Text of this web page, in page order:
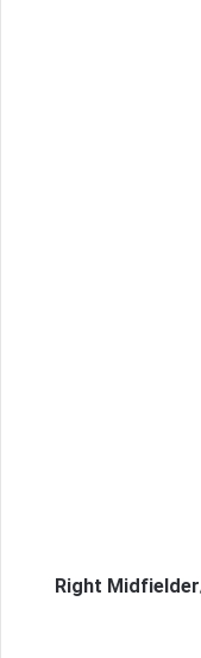
Right